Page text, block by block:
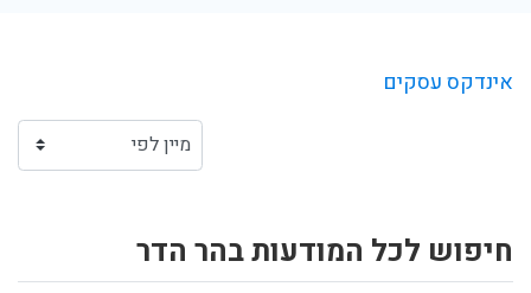
אינדקס עסקים
חיפוש לכל המודעות בהר הדר